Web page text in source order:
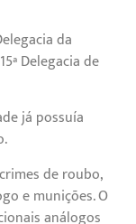
da
Delegacia de
já possuía
de roubo,
e munições. O
análogos